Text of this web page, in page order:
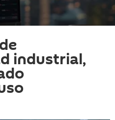
industrial,